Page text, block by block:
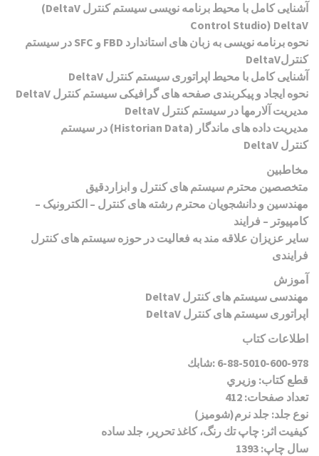
آشنایی کامل با محیط برنامه نویسی سیستم کنترل (DeltaV
Control Studio) DeltaV
نحوه برنامه نویسی به زبان های استاندارد FBD و SFC در سیستم
کنترلDeltaV
آشنایی کامل با محیط اپراتوری سیستم کنترل DeltaV
نحوه ایجاد و پیکربندی صفحه های گرافیکی سیستم کنترل DeltaV
مدیریت آلارمها در سیستم کنترل DeltaV
مدیریت داده های ماندگار (Historian Data) در سیستم
کنترل DeltaV
مخاطبین
متخصصین محترم سیستم های کنترل و ابزاردقیق
مهندسین و دانشجویان محترم رشته های کنترل – الکترونیک –
کامپیوتر – فرایند
سایر عزیزان علاقه مند به فعالیت در حوزه سیستم های کنترل
فرایندی
آموزش
مهندسی سیستم های کنترل DeltaV
اپراتوری سیستم های کنترل DeltaV
اطلاعات کتاب
شابك: 6-88-5010-600-978
قطع كتاب: وزيري
تعداد صفحات: 412
نوع جلد: جلد نرم(شوميز)
كيفيت اثر: چاپ تك رنگ، كاغذ تحرير، جلد ساده
سال چاپ: 1393